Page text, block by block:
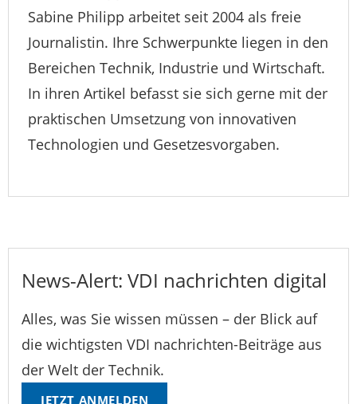
Sabine Philipp arbeitet seit 2004 als freie
Journalistin. Ihre Schwerpunkte liegen in den
Bereichen Technik, Industrie und Wirtschaft.
In ihren Artikel befasst sie sich gerne mit der
praktischen Umsetzung von innovativen
Technologien und Gesetzesvorgaben.
News-Alert: VDI nachrichten digital
Alles, was Sie wissen müssen – der Blick auf
die wichtigsten VDI nachrichten-Beiträge aus
der Welt der Technik.
JETZT ANMELDEN